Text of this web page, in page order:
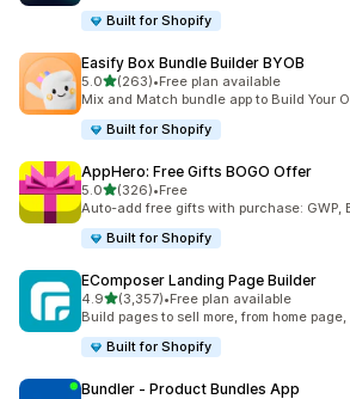
Built for Shopify
Easify Box Bundle Builder BYOB
5.05つ星中
(263)
合計レビュー数：263件
•Free plan available
Mix and Match bundle app to Build Your
Built for Shopify
AppHero: Free Gifts BOGO Offer
5.05つ星中
(326)
合計レビュー数：326件
•Free
Auto-add free gifts with purchase: GWP,
Built for Shopify
EComposer Landing Page Builder
4.95つ星中
(3,357)
合計レビュー数：3357件
•Free plan available
Build pages to sell more, from home
Built for Shopify
Bundler ‑ Product Bundles App